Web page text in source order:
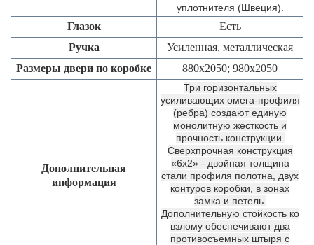
уплотнителя (Швеция).
Глазок
Есть
Ручка
Усиленная, металлическая
Размеры двери по коробке
880х2050; 980х2050
Дополнительная
информация
Три горизонтальных
усиливающих омега-профиля
(ребра) создают единую
монолитную жесткость и
прочность конструкции.
Сверхпрочная конструкция
«6x2» - двойная толщина
стали профиля полотна, двух
контуров коробки, в зонах
замка и петель.
Дополнительную стойкость ко
взлому обеспечивают два
противосъемных штыря с